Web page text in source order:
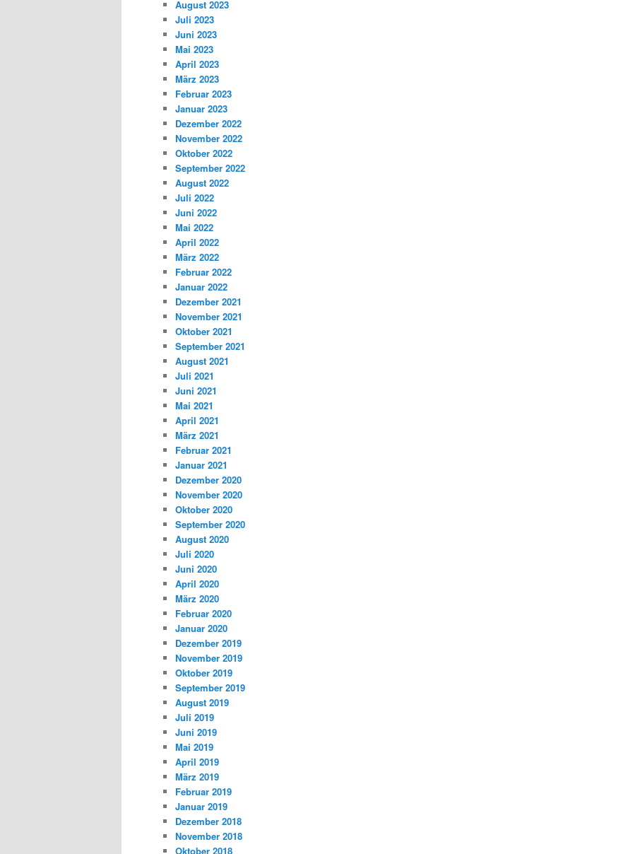
August 2023
Juli 2023
Juni 2023
Mai 2023
April 2023
März 2023
Februar 2023
Januar 2023
Dezember 2022
November 2022
Oktober 2022
September 2022
August 2022
Juli 2022
Juni 2022
Mai 2022
April 2022
März 2022
Februar 2022
Januar 2022
Dezember 2021
November 2021
Oktober 2021
September 2021
August 2021
Juli 2021
Juni 2021
Mai 2021
April 2021
März 2021
Februar 2021
Januar 2021
Dezember 2020
November 2020
Oktober 2020
September 2020
August 2020
Juli 2020
Juni 2020
April 2020
März 2020
Februar 2020
Januar 2020
Dezember 2019
November 2019
Oktober 2019
September 2019
August 2019
Juli 2019
Juni 2019
Mai 2019
April 2019
März 2019
Februar 2019
Januar 2019
Dezember 2018
November 2018
Oktober 2018